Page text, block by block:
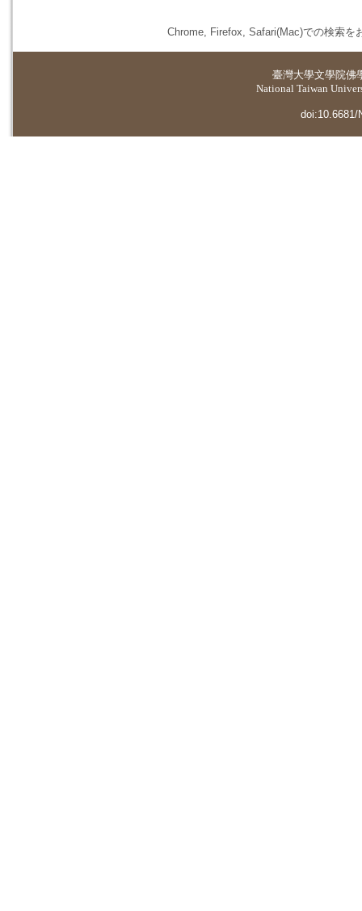
Chrome, Firefox, Safari(Mac)での検索を
臺灣大學文學院佛
National Taiwan
doi:10.6681/